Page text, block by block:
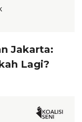
Jakarta:
Lagi?